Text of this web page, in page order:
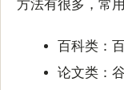
方法有很多，常
百科类：
论文类：